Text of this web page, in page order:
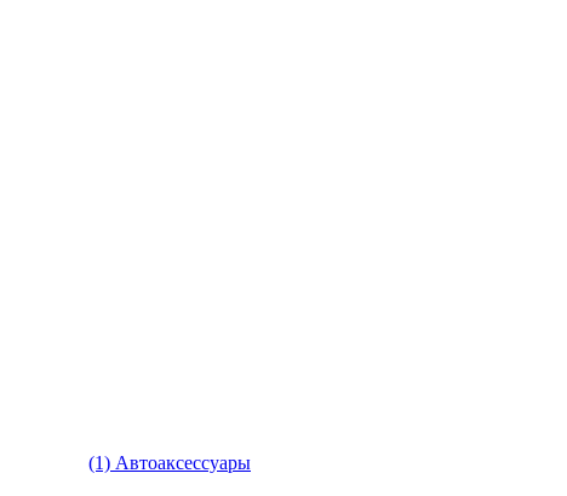
(1) Автоаксессуары